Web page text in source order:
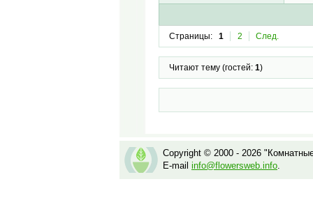
Страницы: 1 2 След.
Читают тему (гостей: 1)
Copyright © 2000 - 2026
E-mail info@flowersweb.info.